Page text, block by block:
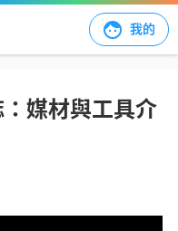
我的
媒材與工具介